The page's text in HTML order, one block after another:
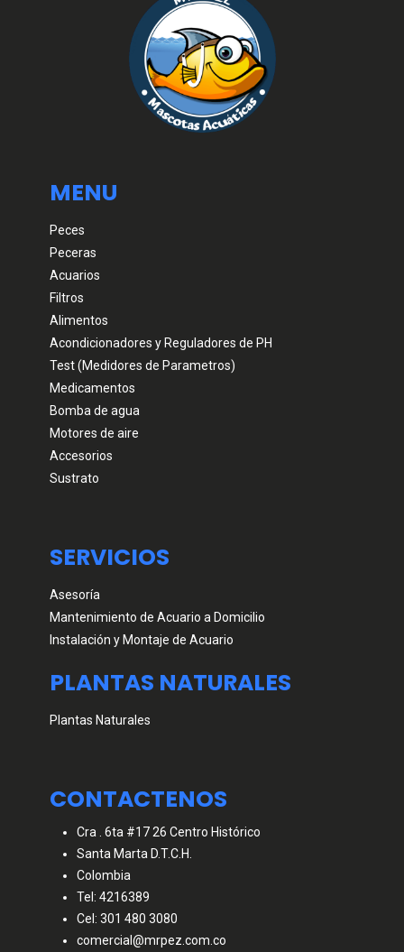
MENU
Peces
Peceras
Acuarios
Filtros
Alimentos
Acondicionadores y Reguladores de PH
Test (Medidores de Parametros)
Medicamentos
Bomba de agua
Motores de aire
Accesorios
Sustrato
SERVICIOS
Asesoría
Mantenimiento de Acuario a Domicilio
Instalación y Montaje de Acuario
PLANTAS NATURALES
Plantas Naturales
CONTACTENOS
Cra . 6ta #17 26 Centro Histórico
Santa Marta D.T.C.H.
Colombia
Tel: 4216389
Cel: 301 480 3080
comercial@mrpez.com.co